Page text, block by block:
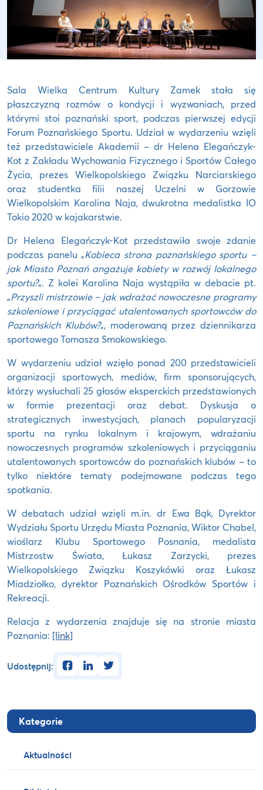
Kategorie
Aktualności
Sala Wielka Centrum Kultury Zamek stała się
płaszczyzną rozmów o kondycji i wyzwaniach, przed
którymi stoi poznański sport, podczas pierwszej edycji
Forum Poznańskiego Sportu. Udział w wydarzeniu wzięli
też przedstawiciele Akademii – dr Helena Elegańczyk-
Kot z Zakładu Wychowania Fizycznego i Sportów Całego
Życia, prezes Wielkopolskiego Związku Narciarskiego
oraz studentka filii naszej Uczelni w Gorzowie
Wielkopolskim Karolina Naja, dwukrotna medalistka IO
Tokio 2020 w kajakarstwie.
Dr Helena Elegańczyk-Kot przedstawiła swoje zdanie
podczas panelu „Kobieca strona poznańskiego sportu –
jak Miasto Poznań angażuje kobiety w rozwój lokalnego
sportu?„. Z kolei Karolina Naja wystąpiła w debacie pt.
„Przyszli mistrzowie – jak wdrażać nowoczesne programy
szkoleniowe i przyciągać utalentowanych sportowców do
Poznańskich Klubów?„, moderowaną przez dziennikarza
sportowego Tomasza Smokowskiego.
W wydarzeniu udział wzięło ponad 200 przedstawicieli
organizacji sportowych, mediów, firm sponsorujących,
którzy wysłuchali 25 głosów eksperckich przedstawionych
w formie prezentacji oraz debat. Dyskusja o
strategicznych inwestycjach, planach popularyzacji
sportu na rynku lokalnym i krajowym, wdrażaniu
nowoczesnych programów szkoleniowych i przyciąganiu
utalentowanych sportowców do poznańskich klubów – to
tylko niektóre tematy podejmowane podczas tego
spotkania.
W debatach udział wzięli m.in. dr Ewa Bąk, Dyrektor
Wydziału Sportu Urzędu Miasta Poznania, Wiktor Chabel,
wioślarz Klubu Sportowego Posnania, medalista
Mistrzostw Świata, Łukasz Zarzycki, prezes
Wielkopolskiego Związku Koszykówki oraz Łukasz
Miadziołko, dyrektor Poznańskich Ośrodków Sportów i
Rekreacji.
Relacja z wydarzenia znajduje się na stronie miasta
Poznania: [link]
Udostępnij: facebooklinkedintwitter